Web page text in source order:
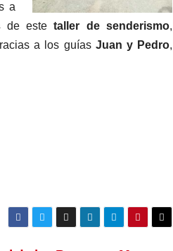
a
de estetaller de senderismo,
a los guías Juan y Pedro,